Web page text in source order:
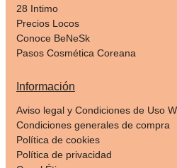
28 Intimo
Precios Locos
Conoce BeNeSk
Pasos Cosmética Coreana
Información
Aviso legal y Condiciones de Uso
Condiciones generales de compra
Política de cookies
Política de privacidad